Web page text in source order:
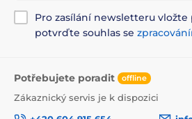
Pro zasílání newsletteru vložte
potvrďte souhlas se
Potřebujete poradit offline
Zákaznický servis je k dispozici